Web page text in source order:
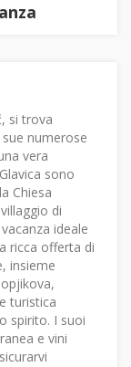
si trova
numerose
vera
sono
Chiesa
di
ideale
ricca offerta di
insieme
turistica
spirito. I suoi
e vini